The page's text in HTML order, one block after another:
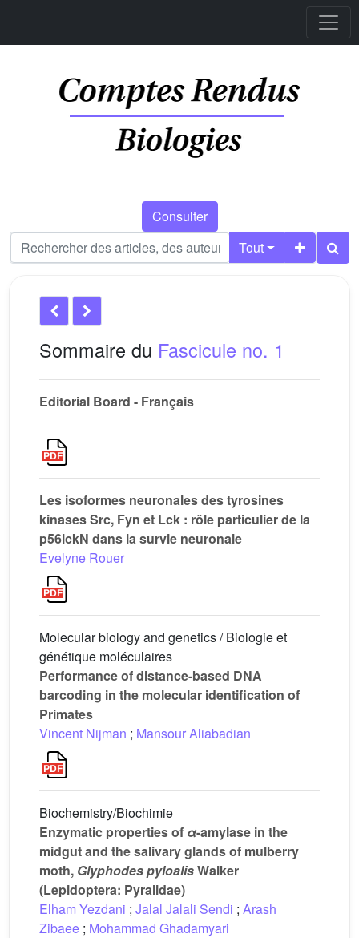
Consulter
Tout
Sommaire du Fascicule no. 1
Editorial Board - Français
Les isoformes neuronales des tyrosines
kinases Src, Fyn et Lck : rôle particulier de la
p56lckN dans la survie neuronale
Evelyne Rouer
Molecular biology and genetics / Biologie et
génétique moléculaires
Performance of distance-based DNA
barcoding in the molecular identification of
Primates
Vincent Nijman ; Mansour Aliabadian
Biochemistry/Biochimie
Enzymatic properties of α-amylase in the
midgut and the salivary glands of mulberry
moth, GlyphodespyloalisWalker
(Lepidoptera: Pyralidae)
Elham Yezdani ; Jalal Jalali Sendi ; Arash
Zibaee ; Mohammad Ghadamyari